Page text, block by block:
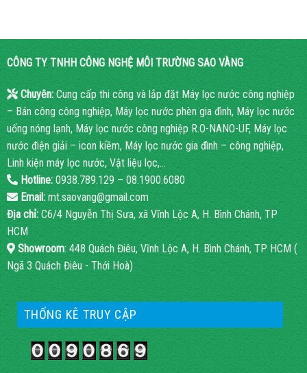
CÔNG TY TNHH CÔNG NGHỆ MÔI TRƯỜNG SAO VÀNG
Chuyên: Cung cấp thi công và lắp đặt Máy lọc nước công nghiệp
– Bán công công nghiệp, Máy lọc nước phèn gia đình, Máy lọc nước
uống nóng lạnh, Máy lọc nước công nghiệp R.O-NANO-UF, Máy lọc
nước điện giải – icon kiềm, Máy lọc nước gia đình – công nghiệp,
Linh kiện máy lọc nước, Vật liệu lọc,…
Hotline:0938.789.129 – 08.1900.6080
Email:mt.saovang@gmail.com
Địa chỉ: C6/4 Nguyễn Thị Sưa, xã Vĩnh Lộc A, H. Bình Chánh, TP
HCM
Showroom: 448 Quách Điêu, Vĩnh Lộc A, H. Bình Chánh, TP HCM (
Ngã 3 Quách Điêu - Thới Hoà)
THỐNG KÊ TRUY CẬP